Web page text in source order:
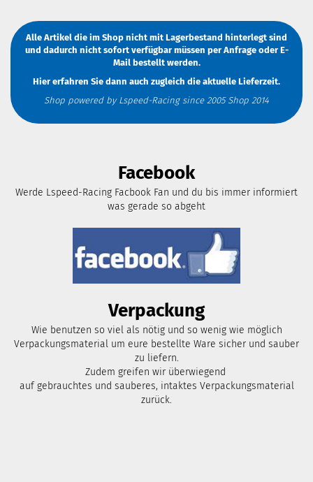
Alle Artikel die im Shop nicht mit Lagerbestand hinterlegt sind
und dadurch nicht sofort verfügbar müssen per AnfrageoderE-
Mailbestellt werden.
Hier erfahren Sie dann auch zugleich die aktuelle Lieferzeit.
Shop powered by Lspeed-Racing since 2005 Shop 2014
Facebook
Werde Lspeed-Racing Facbook Fan und du bis immer informiert
was gerade so abgeht
Verpackung
Wie benutzen so viel als nötig und so wenig wie möglich
Verpackungsmaterial um eure bestellte Ware sicher und sauber
zu liefern.
Zudem greifen wir überwiegend
auf gebrauchtes und sauberes, intaktes Verpackungsmaterial
zurück.